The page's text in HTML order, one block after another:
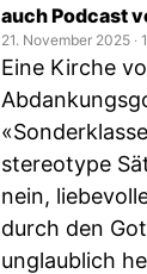
auch Podcast
21. November 2025 ‧
Eine Kirche
stereotype
nein,
durch den
unglaublich